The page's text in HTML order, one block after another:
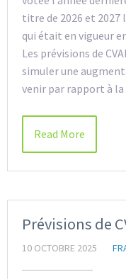
titre de 2026 et 2027
qui était en vigueur
Les prévisions de
simuler une
venir par rapport à la
Read More
Prévisions de
10 OCTOBRE 2025